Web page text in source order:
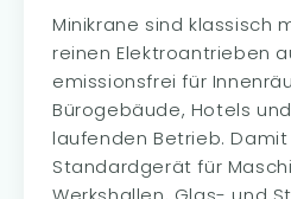
Minikrane sind klassisch
reinen Elektroantrieben
emissionsfrei für
Bürogebäude, Hotels
laufenden Betrieb.
Standardgerät für